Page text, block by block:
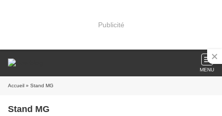
Publicité
MENU
Accueil » Stand MG
Stand MG